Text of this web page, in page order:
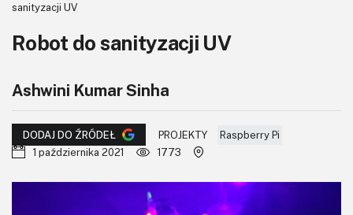
Kursy
KITy AVT
sanityzacji UV
Robot do sanityzacji UV
Ashwini Kumar Sinha
DODAJ DO ŹRÓDEŁ PROJEKTY
Raspberry Pi
1 października 2021
1773